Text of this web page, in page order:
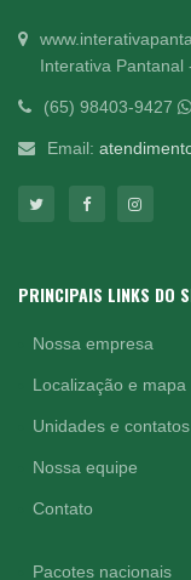
Interativa Pantanal
(65) 98403-9427
Email:
PRINCIPAIS LINKS DO
Nossa empresa
Localização e mapa
Unidades e contatos
Nossa equipe
Contato
Pacotes nacionais